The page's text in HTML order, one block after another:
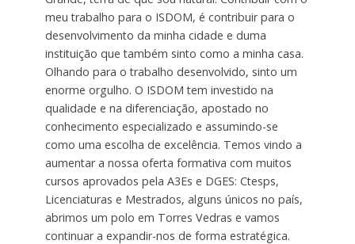
meu trabalho para o ISDOM, é contribuir para o
desenvolvimento da minha cidade e duma
instituição que também sinto como a minha casa.
Olhando para o trabalho desenvolvido, sinto um
enorme orgulho. O ISDOM tem investido na
qualidade e na diferenciação, apostado no
conhecimento especializado e assumindo-se
como uma escolha de excelência. Temos vindo a
aumentar a nossa oferta formativa com muitos
cursos aprovados pela A3Es e DGES: Ctesps,
Licenciaturas e Mestrados, alguns únicos no país,
abrimos um polo em Torres Vedras e vamos
continuar a expandir-nos de forma estratégica.